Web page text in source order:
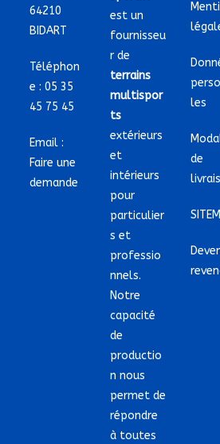
64210
BIDART
Téléphon
e :05 35
45 75 45
Email :
Faire une
demande
est un
fournisseu
r de
terrains
multispor
ts
extérieurs
et
intérieurs
pour
particulier
s et
professio
nnels.
Notre
capacité
de
productio
n nous
permet de
répondre
à toutes
les
de